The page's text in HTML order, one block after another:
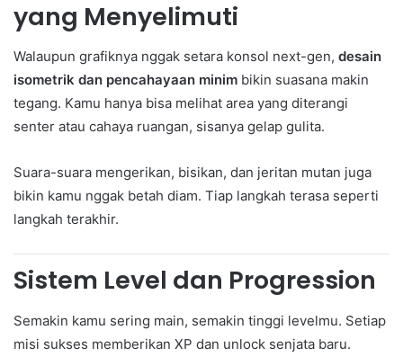
yang Menyelimuti
Walaupun grafiknya nggak setara konsol next-gen, desain
isometrik dan pencahayaan minim bikin suasana makin
tegang. Kamu hanya bisa melihat area yang diterangi
senter atau cahaya ruangan, sisanya gelap gulita.
Suara-suara mengerikan, bisikan, dan jeritan mutan juga
bikin kamu nggak betah diam. Tiap langkah terasa seperti
langkah terakhir.
Sistem Level dan Progression
Semakin kamu sering main, semakin tinggi levelmu. Setiap
misi sukses memberikan XP dan unlock senjata baru.